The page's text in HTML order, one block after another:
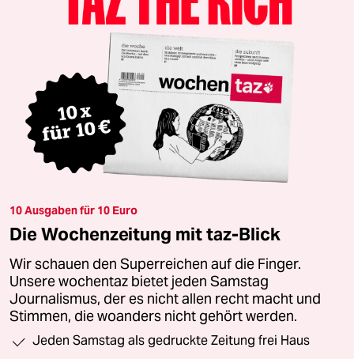
10 Ausgaben für 10 Euro
Die Wochenzeitung mit taz-Blick
Wir schauen den Superreichen auf die Finger.
Unsere wochentaz bietet jeden Samstag
Journalismus, der es nicht allen recht macht und
Stimmen, die woanders nicht gehört werden.
Jeden Samstag als gedruckte Zeitung frei Haus